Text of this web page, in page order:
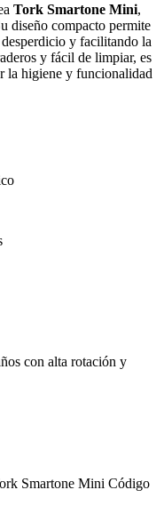
Tork Smartone Mini,
diseño compacto permite
y facilitando la
y fácil de limpiar, es
la higiene y funcionalidad
con alta rotación y
Smartone Mini Código